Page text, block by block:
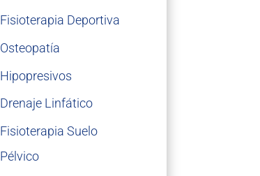
Fisioterapia Deportiva
Osteopatía
Hipopresivos
Drenaje Linfático
Fisioterapia Suelo
Pélvico